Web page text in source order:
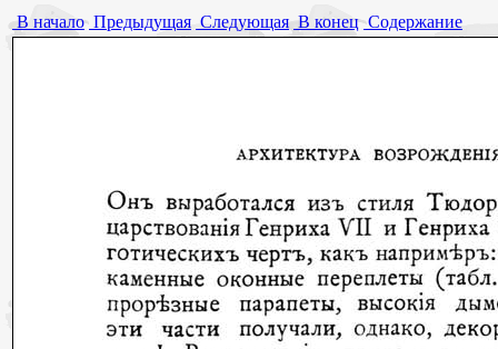
В начало Предыдущая Следующая В конец Содержание